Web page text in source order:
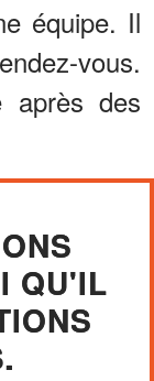
équipe. Il
vous.
après des
QU'IL